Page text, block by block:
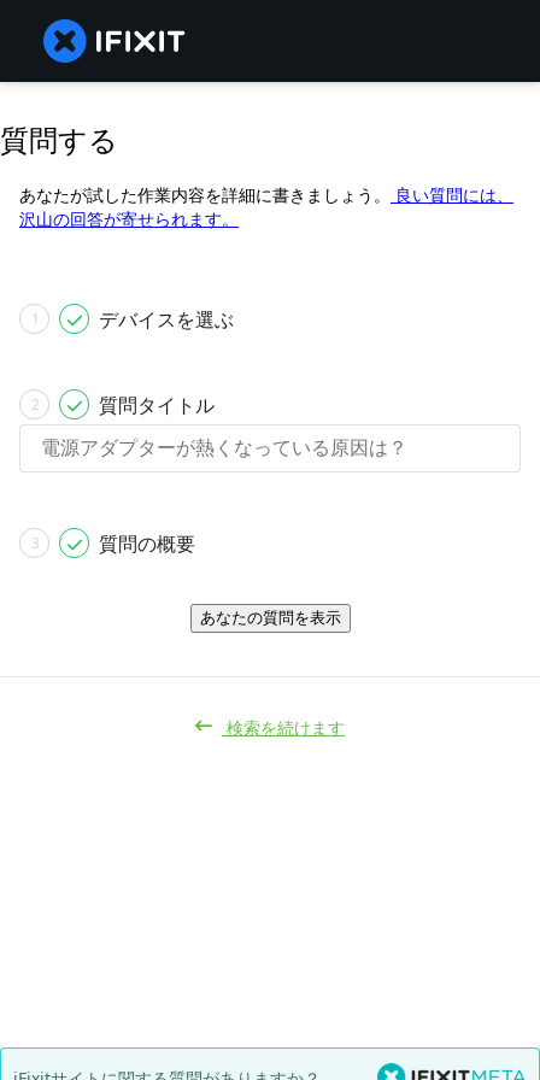
質問する
あなたが試した作業内容を詳細に書きましょう。
良い質問には、
沢山の回答が寄せられます。
1 デバイスを選ぶ
2 質問タイトル
3 質問の概要
あなたの質問を表示
検索を続けます